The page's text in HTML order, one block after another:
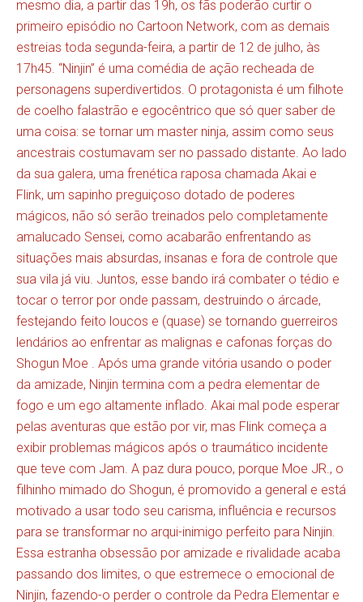
mesmo dia, a partir das 19h, os fãs poderão curtir o
primeiro episódio no Cartoon Network, com as demais
estreias toda segunda-feira, a partir de 12 de julho, às
17h45. “Ninjin” é uma comédia de ação recheada de
personagens superdivertidos. O protagonista é um filhote
de coelho falastrão e egocêntrico que só quer saber de
uma coisa: se tornar um master ninja, assim como seus
ancestrais costumavam ser no passado distante. Ao lado
da sua galera, uma frenética raposa chamada Akai e
Flink, um sapinho preguiçoso dotado de poderes
mágicos, não só serão treinados pelo completamente
amalucado Sensei, como acabarão enfrentando as
situações mais absurdas, insanas e fora de controle que
sua vila já viu. Juntos, esse bando irá combater o tédio e
tocar o terror por onde passam, destruindo o árcade,
festejando feito loucos e (quase) se tornando guerreiros
lendários ao enfrentar as malignas e cafonas forças do
Shogun Moe . Após uma grande vitória usando o poder
da amizade, Ninjin termina com a pedra elementar de
fogo e um ego altamente inflado. Akai mal pode esperar
pelas aventuras que estão por vir, mas Flink começa a
exibir problemas mágicos após o traumático incidente
que teve com Jam. A paz dura pouco, porque Moe JR., o
filhinho mimado do Shogun, é promovido a general e está
motivado a usar todo seu carisma, influência e recursos
para se transformar no arqui-inimigo perfeito para Ninjin.
Essa estranha obsessão por amizade e rivalidade acaba
passando dos limites, o que estremece o emocional de
Ninjin, fazendo-o perder o controle da Pedra Elementar e